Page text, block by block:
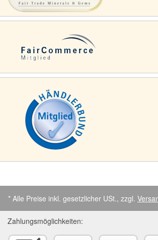
* Alle Preise inkl. gesetzlicher USt., zzgl.
Zahlungsmöglichkeiten: